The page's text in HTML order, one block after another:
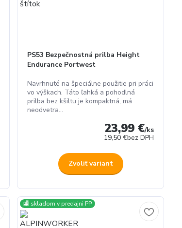
PS53 Bezpečnostná prilba Height
Endurance Portwest
Navrhnuté na špeciálne použitie pri práci
vo výškach. Táto ľahká a pohodlná
prilba bez kšiltu je kompaktná, má
neodvetra...
23,99 €/ks
19,50 €bez DPH
Zvoliť variant
🏬 skladom v predajni PP